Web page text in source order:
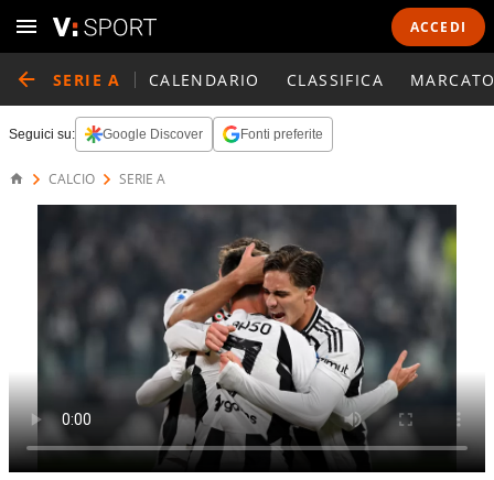
ACCEDI
SERIE A CALENDARIO CLASSIFICA
Seguici su: Google Discover Fonti preferite
CALCIO SERIE A